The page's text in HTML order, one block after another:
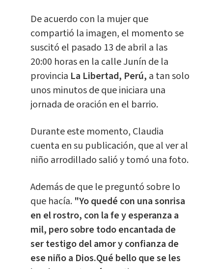
De acuerdo con la mujer que
compartió la imagen, el momento se
suscitó el pasado 13 de abril a las
20:00 horas en la calle Junín de la
provincia La Libertad, Perú, a tan solo
unos minutos de que iniciara una
jornada de oración en el barrio.
Durante este momento, Claudia
cuenta en su publicación, que al ver al
niño arrodillado salió y tomó una foto.
Además de que le preguntó sobre lo
que hacía. "Yo quedé con una sonrisa
en el rostro, con la fe y esperanza a
mil, pero sobre todo encantada de
ser testigo del amor y confianza de
ese niño a Dios.Qué bello que se les